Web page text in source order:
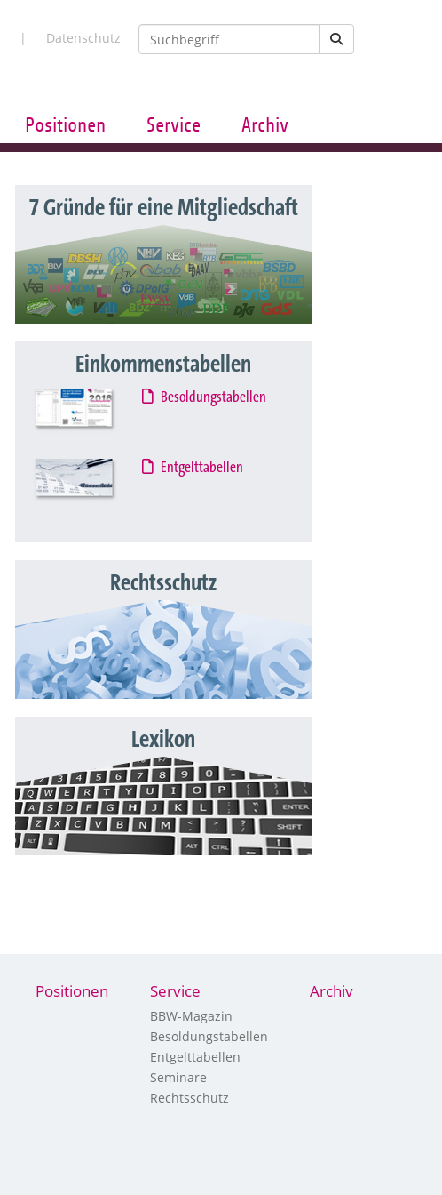
Datenschutz
Positionen Service Archiv
7 Gründe für eine Mitgliedschaft
Einkommenstabellen
Besoldungstabellen
Entgelttabellen
Rechtsschutz
Lexikon
Positionen Service
BBW-Magazin
Besoldungstabellen
Entgelttabellen
Seminare
Rechtsschutz
Archiv